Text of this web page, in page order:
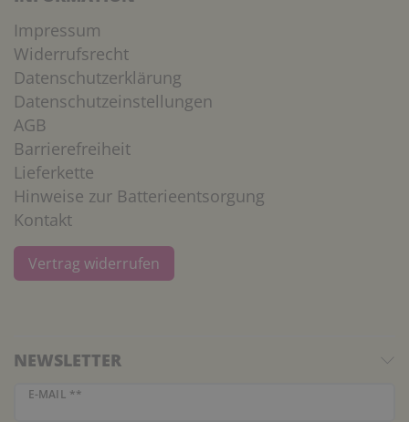
Impressum
Widerrufsrecht
Datenschutzerklärung
Datenschutzeinstellungen
AGB
Barrierefreiheit
Lieferkette
Hinweise zur Batterieentsorgung
Kontakt
Vertrag widerrufen
NEWSLETTER
E-MAIL **
Newsletter Honig